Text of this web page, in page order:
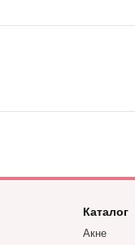
Каталог
Акне